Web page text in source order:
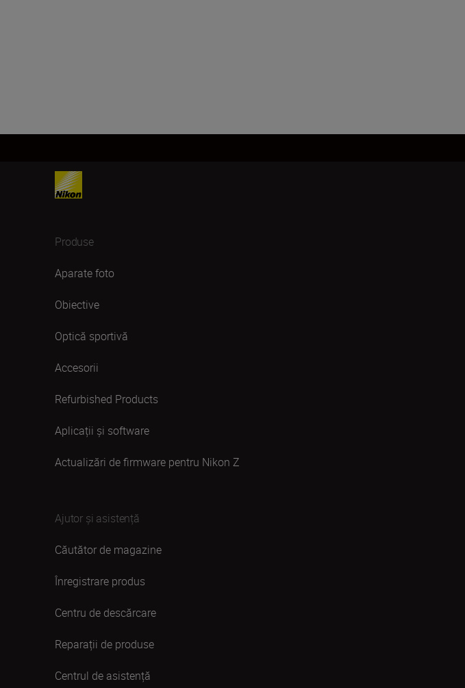
Produse
Aparate foto
Obiective
Optică sportivă
Accesorii
Refurbished Products
Aplicații și software
Actualizări de firmware pentru Nikon Z
Ajutor și asistență
Căutător de magazine
Înregistrare produs
Centru de descărcare
Reparații de produse
Centrul de asistență